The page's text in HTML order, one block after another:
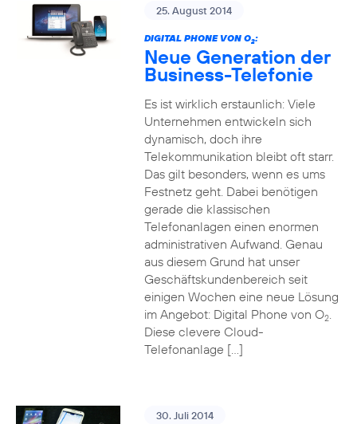
25. August 2014
DIGITAL PHONE VON O2:
Neue Generation der
Business-Telefonie
Es ist wirklich erstaunlich: Viele
Unternehmen entwickeln sich
dynamisch, doch ihre
Telekommunikation bleibt oft starr.
Das gilt besonders, wenn es ums
Festnetz geht. Dabei benötigen
gerade die klassischen
Telefonanlagen einen enormen
administrativen Aufwand. Genau
aus diesem Grund hat unser
Geschäftskundenbereich seit
einigen Wochen eine neue Lösung
im Angebot: Digital Phone von O2.
Diese clevere Cloud-
Telefonanlage […]
30. Juli 2014